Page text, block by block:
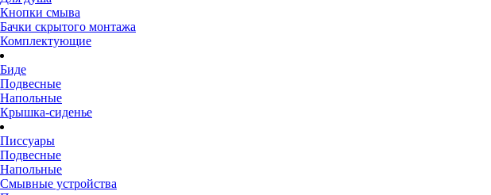
Кнопки смыва
Бачки скрытого монтажа
Комплектующие
Биде
Подвесные
Напольные
Крышка-сиденье
Писсуары
Подвесные
Напольные
Смывные устройства